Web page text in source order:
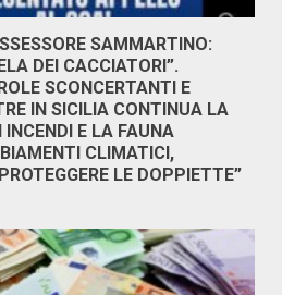
SAMMARTINO:
DEI CACCIATORI”.
SCONCERTANTI E
IN SICILIA CONTINUA LA
E LA FAUNA
CLIMATICI,
LE DOPPIETTE”